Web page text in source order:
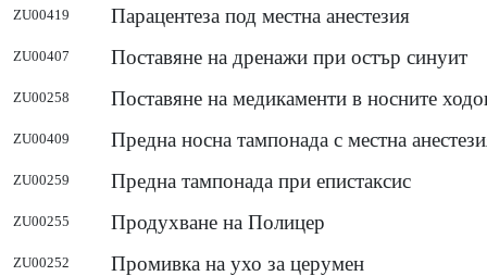
ZU00419 Парацентеза под местна анестезия
ZU00407 Поставяне на дренажи при остър синуит
ZU00258 Поставяне на медикаменти в носните
ZU00409 Предна носна тампонада с местна
ZU00259 Предна тампонада при епистаксис
ZU00255 Продухване на Полицер
ZU00252 Промивка на ухо за церумен